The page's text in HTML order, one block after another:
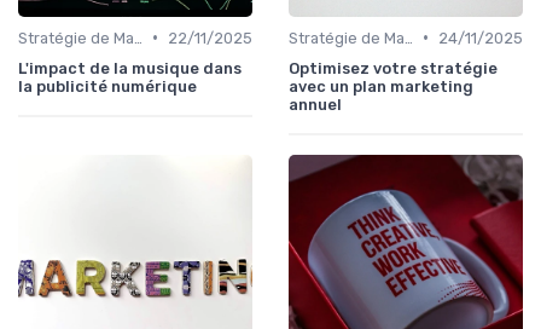
•
22/11/2025
L'impact de la musique dans
la publicité numérique
•
24/11/2025
Optimisez votre stratégie
avec un plan marketing
annuel